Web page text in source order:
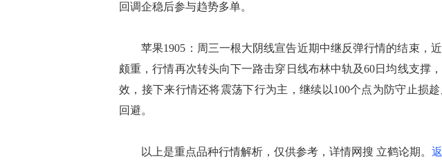
回调企稳后参与趋势多单。
苹果1905：周三一根大阴线宣告近期中继反弹行情的结束，近
颇重，行情再次转头向下一路击穿日线布林中轨及60日均线支撑
效，接下来行情还将震荡下行为主，继续以100个点为防守止损
回避。
以上是重点品种行情解析，仅供参考，详情网搜 立鹤论期。